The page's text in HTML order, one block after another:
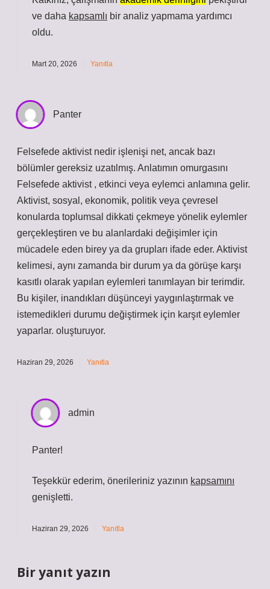
ve daha kapsamlı bir analiz yapmama yardımcı
oldu.
Mart 20, 2026 Yanıtla
Panter
Felsefede aktivist nedir işlenişi net, ancak bazı
bölümler gereksiz uzatılmış. Anlatımın omurgasını
Felsefede aktivist , etkinci veya eylemci anlamına gelir.
Aktivist, sosyal, ekonomik, politik veya çevresel
konularda toplumsal dikkati çekmeye yönelik eylemler
gerçekleştiren ve bu alanlardaki değişimler için
mücadele eden birey ya da grupları ifade eder. Aktivist
kelimesi, aynı zamanda bir durum ya da görüşe karşı
kasıtlı olarak yapılan eylemleri tanımlayan bir terimdir.
Bu kişiler, inandıkları düşünceyi yaygınlaştırmak ve
istemedikleri durumu değiştirmek için karşıt eylemler
yaparlar. oluşturuyor.
Haziran 29, 2026 Yanıtla
admin
Panter!
Teşekkür ederim, önerileriniz yazının kapsamını
genişletti.
Haziran 29, 2026 Yanıtla
Bir yanıt yazın